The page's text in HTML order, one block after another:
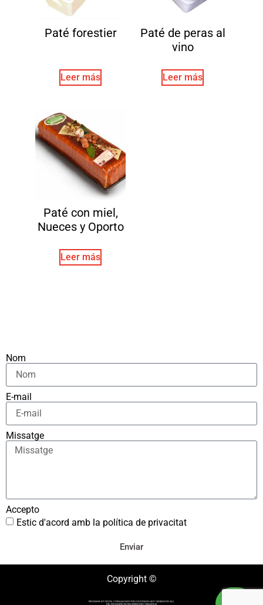
Paté forestier
Leer más
Paté de peras al
vino
Leer más
Paté con miel,
Nueces y Oporto
Leer más
Nom
E-mail
Missatge
Accepto
Estic d'acord amb la política de privacitat
Enviar
Copyright ©